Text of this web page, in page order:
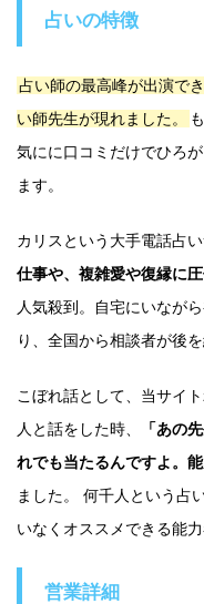
占いの特徴
占い師の最高峰が出演で
い師先生が現れました。
気にに口コミだけでひろ
ます。
カリスという大手電話占
仕事や、複雑愛や復縁に圧
人気殺到。自宅にいなが
り、全国から相談者が後を
こぼれ話として、当サイ
人と話をした時、
「あの
れでも当たるんですよ。
ました。 何千人という占
いなくオススメできる能力
営業詳細